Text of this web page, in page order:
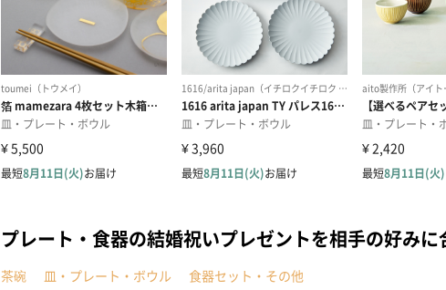
プレート・食器の結婚祝いプレゼントを相手の好み
茶碗 皿・プレート・ボウル 食器セット・その他